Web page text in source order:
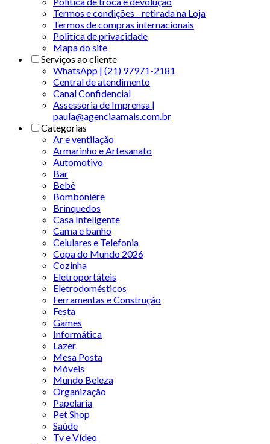
Termos e condições - retirada na Loja
Termos de compras internacionais
Politica de privacidade
Mapa do site
Serviços ao cliente
WhatsApp | (21) 97971-2181
Central de atendimento
Canal Confidencial
Assessoria de Imprensa |
paula@agenciaamais.com.br
Categorias
Ar e ventilação
Armarinho e Artesanato
Automotivo
Bar
Bebê
Bomboniere
Brinquedos
Casa Inteligente
Cama e banho
Celulares e Telefonia
Copa do Mundo 2026
Cozinha
Eletroportáteis
Eletrodomésticos
Ferramentas e Construção
Festa
Games
Informática
Lazer
Mesa Posta
Móveis
Mundo Beleza
Organização
Papelaria
Pet Shop
Saúde
Tv e Vídeo